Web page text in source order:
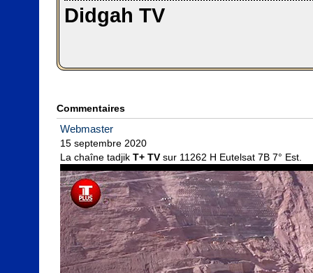
Didgah TV
Commentaires
Webmaster
15 septembre 2020
La chaîne tadjik T+ TV